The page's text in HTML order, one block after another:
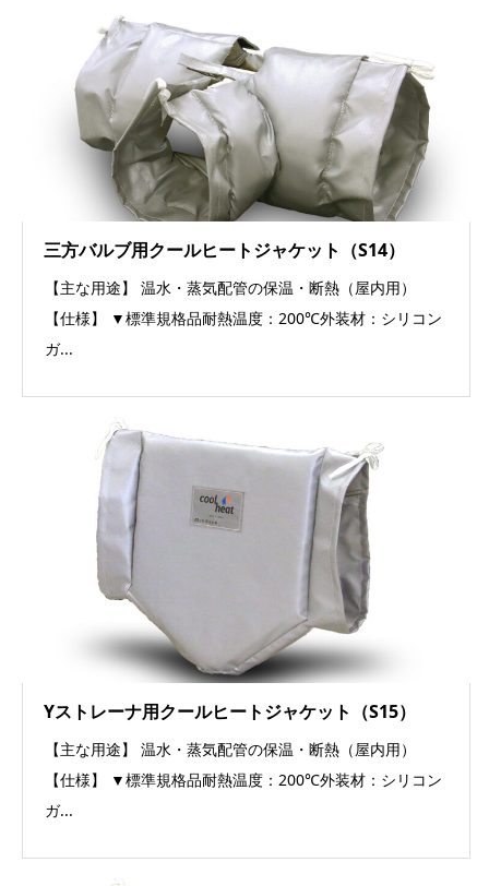
三方バルブ用クールヒートジャケット（S14）
【主な用途】 温水・蒸気配管の保温・断熱（屋内用）
【仕様】 ▼標準規格品耐熱温度：200℃外装材：シリコン
ガ...
Yストレーナ用クールヒートジャケット（S15）
【主な用途】 温水・蒸気配管の保温・断熱（屋内用）
【仕様】 ▼標準規格品耐熱温度：200℃外装材：シリコン
ガ...